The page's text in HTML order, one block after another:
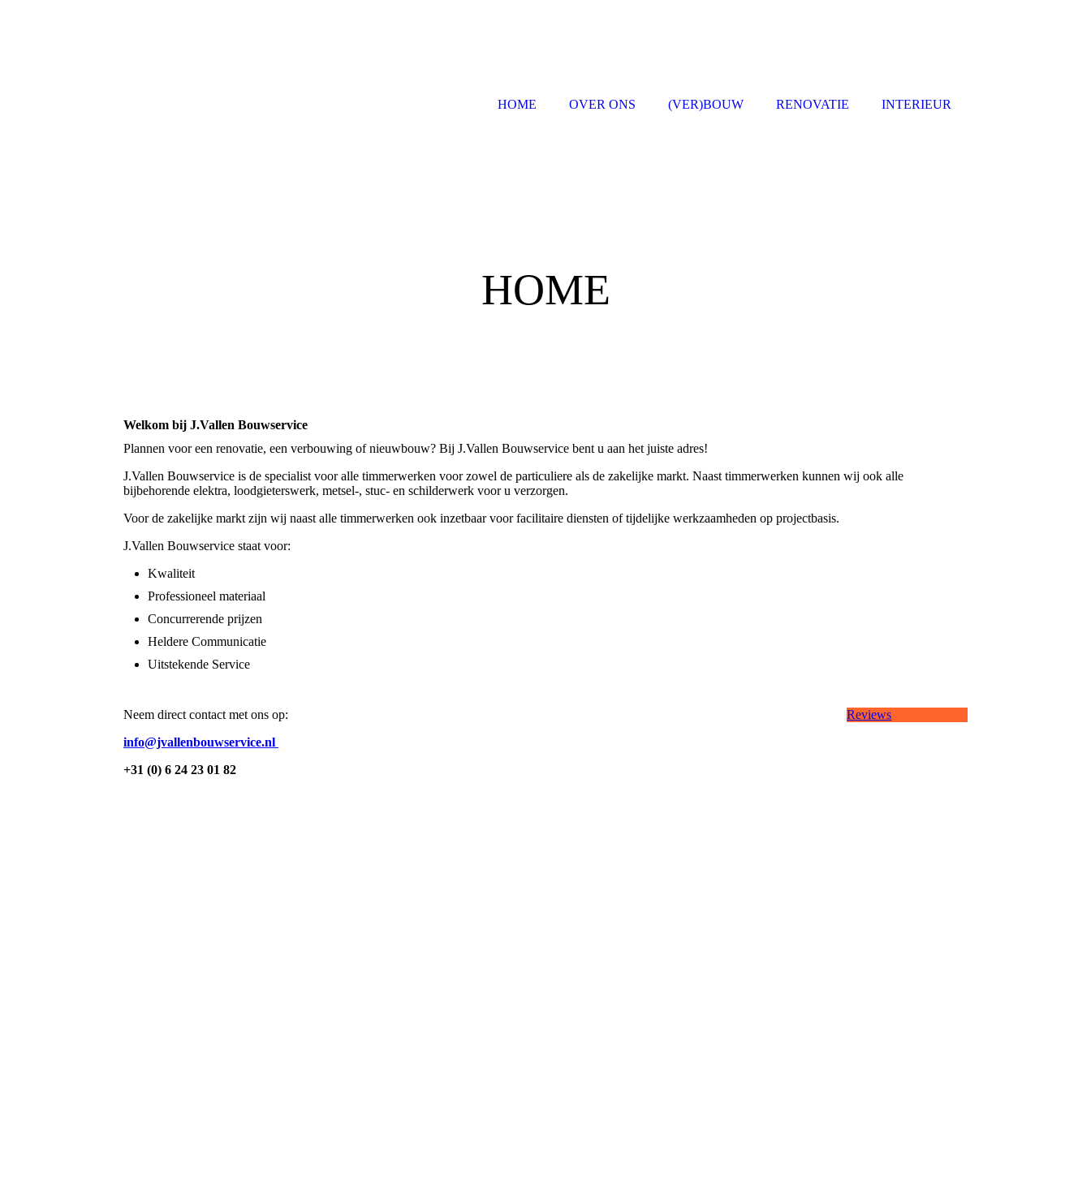
HOME
Welkom bij J.Vallen Bouwservice
Plannen voor een renovatie, een verbouwing of nieuwbouw? Bij J.Vallen Bouwservice bent u aan het juiste adres!
J.Vallen Bouwservice is de specialist voor alle timmerwerken voor zowel de particuliere als de zakelijke markt. Naast timmerwerken kunnen wij ook alle
bijbehorende elektra, loodgieterswerk, metsel-, stuc- en schilderwerk voor u verzorgen.
Voor de zakelijke markt zijn wij naast alle timmerwerken ook inzetbaar voor facilitaire diensten of tijdelijke werkzaamheden op projectbasis.
J.Vallen Bouwservice staat voor:
Kwaliteit
Professioneel materiaal
Concurrerende prijzen
Heldere Communicatie
Uitstekende Service
Reviews
Neem direct contact met ons op:
info@jvallenbouwservice.nl
+31 (0) 6 24 23 01 82
HOME OVER ONS (VER)BOUW RENOVATIE INTERIEUR